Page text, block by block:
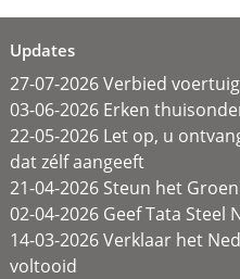
Updates
27-07-2026 Verbied
03-06-2026 Erken
22-05-2026 Let op, u
dat zélf aangeeft
21-04-2026 Steun het
02-04-2026 Geef Tata
14-03-2026 Verklaar het
voltooid